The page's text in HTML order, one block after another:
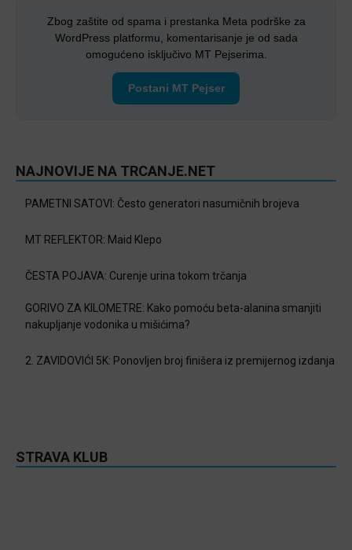
Zbog zaštite od spama i prestanka Meta podrške za
WordPress platformu, komentarisanje je od sada
omogućeno isključivo MT Pejserima.
Postani MT Pejser
NAJNOVIJE NA TRCANJE.NET
PAMETNI SATOVI: Često generatori nasumičnih brojeva
MT REFLEKTOR: Maid Klepo
ČESTA POJAVA: Curenje urina tokom trčanja
GORIVO ZA KILOMETRE: Kako pomoću beta-alanina smanjiti
nakupljanje vodonika u mišićima?
2. ZAVIDOVIĆI 5K: Ponovljen broj finišera iz premijernog izdanja
STRAVA KLUB